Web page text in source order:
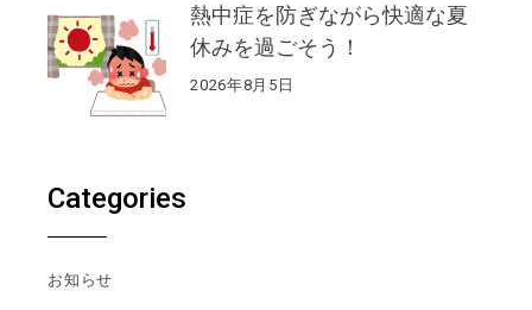
熱中症を防ぎながら快適な夏
休みを過ごそう！
2026年8月5日
Categories
お知らせ